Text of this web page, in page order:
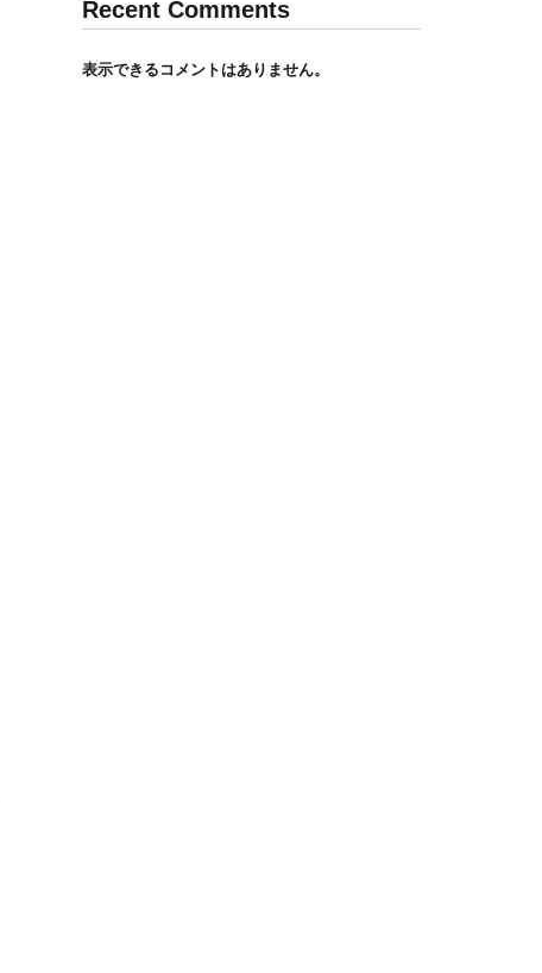
Recent Comments
表示できるコメントはありません。